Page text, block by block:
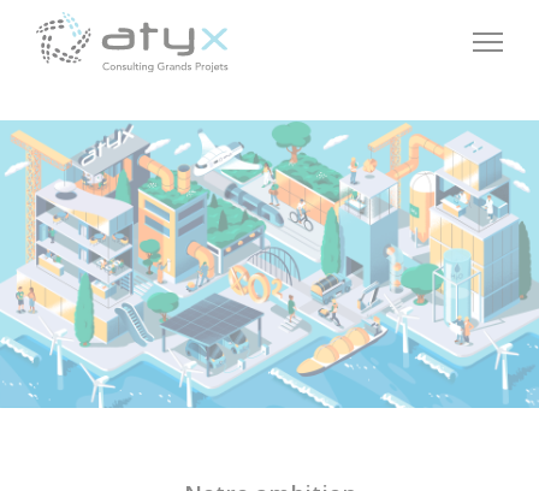
Panneau de gestion des cookies